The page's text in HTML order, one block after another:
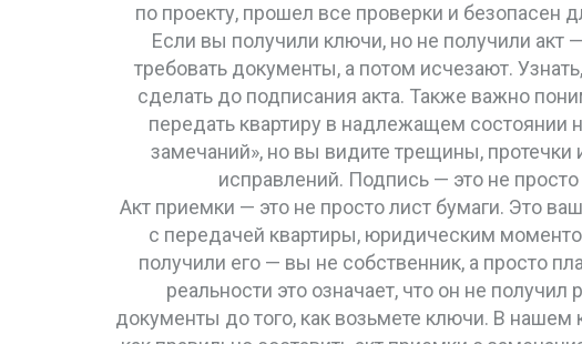
по проекту, прошел все проверки и безопасен
Если вы получили ключи, но не получили
требовать документы, а потом исчезают.
сделать до подписания акта. Также важно
передать квартиру в надлежащем состоянии
замечаний», но вы видите трещины, протечки
исправлений. Подпись — это не
Акт приемки — это не просто лист бумаги. Это
с передачей квартиры, юридическим
получили его — вы не собственник, а просто
реальности это означает, что он не
документы до того, как возьмете ключи. В нашем